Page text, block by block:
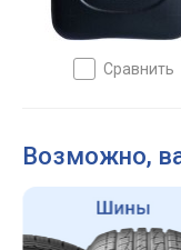
сравнить
Возможно,